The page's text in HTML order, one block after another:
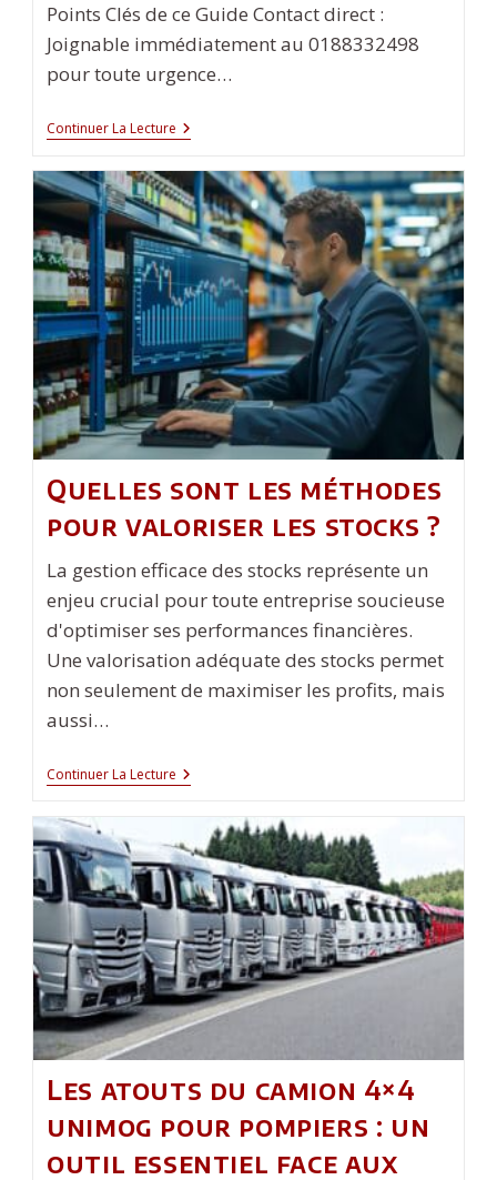
Points Clés de ce Guide Contact direct :
Joignable immédiatement au 0188332498
pour toute urgence…
Continuer La Lecture N26
BANK
Appeler
Service
Client
0188332498
Quelles sont les méthodes
pour valoriser les stocks ?
La gestion efficace des stocks représente un
enjeu crucial pour toute entreprise soucieuse
d'optimiser ses performances financières.
Une valorisation adéquate des stocks permet
non seulement de maximiser les profits, mais
aussi…
Continuer La Lecture Quelles
Sont
Méthodes
Pour
Valoriser
Les
Stocks
?
Les atouts du camion 4×4
unimog pour pompiers : un
outil essentiel face aux